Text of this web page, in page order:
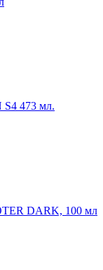
S4 473 мл.
DARK, 100 мл